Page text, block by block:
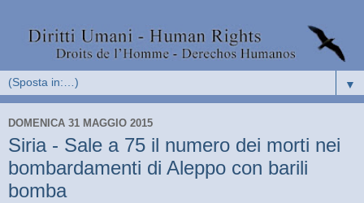
▼
DOMENICA 31 MAGGIO 2015
Siria - Sale a 75 il numero dei morti nei
bombardamenti di Aleppo con barili
bomba